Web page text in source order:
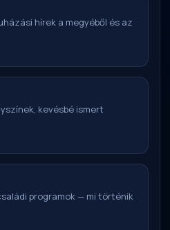
hírek a megyéből és az
kevésbé ismert
programok — mi történik